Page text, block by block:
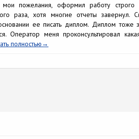
пожелания, оформил работу строго
раза, хотя многие отчеты завернул.
ее писать диплом. Диплом тоже
Оператор меня проконсультировал
полностью